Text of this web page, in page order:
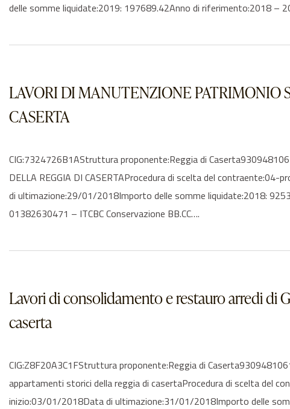
delle somme liquidate:2019: 197689.42Anno di riferimento:2018 –
LAVORI DI MANUTENZIONE PATRIMONIO
CASERTA
CIG:7324726B1AStruttura proponente:Reggia di
DELLA REGGIA DI CASERTAProcedura di scelta del
di ultimazione:29/01/2018Importo delle somme liquidate:2018:
01382630471 – ITCBC Conservazione BB.CC….
Lavori di consolidamento e restauro arredi di
caserta
CIG:Z8F20A3C1FStruttura proponente:Reggia di
appartamenti storici della reggia di casertaProcedura di scelta del
inizio:03/01/2018Data di ultimazione:31/01/2018Importo delle